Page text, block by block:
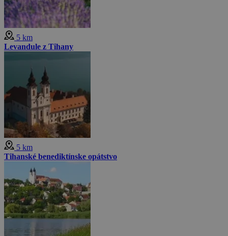
5 km
Levandule z Tihany
5 km
Tihanské benediktínske opátstvo